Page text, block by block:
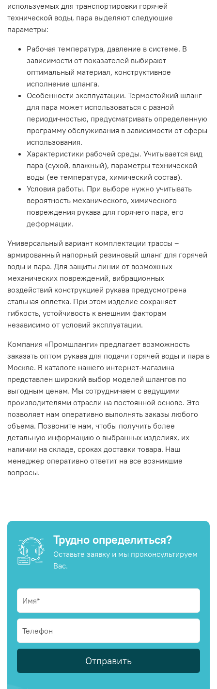
используемых для транспортировки горячей
технической воды, пара выделяют следующие
параметры:
Рабочая температура, давление в системе. В
зависимости от показателей выбирают
оптимальный материал, конструктивное
исполнение шланга.
Особенности эксплуатации. Термостойкий шланг
для пара может использоваться с разной
периодичностью, предусматривать определенную
программу обслуживания в зависимости от сферы
использования.
Характеристики рабочей среды. Учитывается вид
пара (сухой, влажный), параметры технической
воды (ее температура, химический состав).
Условия работы. При выборе нужно учитывать
вероятность механического, химического
повреждения рукава для горячего пара, его
деформации.
Универсальный вариант комплектации трассы –
армированный напорный резиновый шланг для горячей
воды и пара. Для защиты линии от возможных
механических повреждений, вибрационных
воздействий конструкцией рукава предусмотрена
стальная оплетка. При этом изделие сохраняет
гибкость, устойчивость к внешним факторам
независимо от условий эксплуатации.
Компания «Промшланги» предлагает возможность
заказать оптом рукава для подачи горячей воды и пара в
Москве. В каталоге нашего интернет-магазина
представлен широкий выбор моделей шлангов по
выгодным ценам. Мы сотрудничаем с ведущими
производителями отрасли на постоянной основе. Это
позволяет нам оперативно выполнять заказы любого
объема. Позвоните нам, чтобы получить более
детальную информацию о выбранных изделиях, их
наличии на складе, сроках доставки товара. Наш
менеджер оперативно ответит на все возникшие
вопросы.
Трудно определиться?
Оставьте заявку и мы проконсультируем
Вас.
Отправить